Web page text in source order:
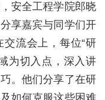
安全工程学院郎晓
享嘉宾与同学们开
流会上，每位“研
为切入点，深入讲
。他们分享了在研